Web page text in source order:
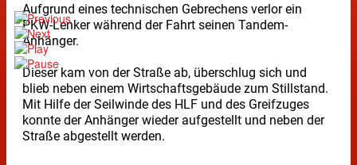
Aufgrund eines technischen Gebrechens verlor ein
PKW-Lenker während der Fahrt seinen Tandem-
Anhänger.
Dieser kam von der Straße ab, überschlug sich und
blieb neben einem Wirtschaftsgebäude zum Stillstand.
Mit Hilfe der Seilwinde des HLF und des Greifzuges
konnte der Anhänger wieder aufgestellt und neben der
Straße abgestellt werden.